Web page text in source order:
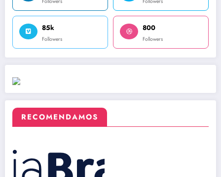
85k
Followers
800
Followers
RECOMENDAMOS